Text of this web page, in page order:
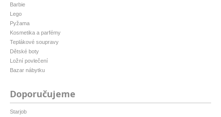
Barbie
Lego
Pyžama
Kosmetika a parfémy
Teplákové soupravy
Dětské boty
Ložní povlečení
Bazar nábytku
Doporučujeme
Starjob